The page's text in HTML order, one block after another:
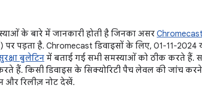
के बारे में जानकारी होती है जिनका असर Chromecast
पर पड़ता है. Chromecast डिवाइसों के लिए, 01-11-2024
बुलेटिन में बताई गई सभी समस्याओं को ठीक करते हैं.
हैं. किसी डिवाइस के सिक्योरिटी पैच लेवल की जांच करने
और रिलीज़ नोट देखें.